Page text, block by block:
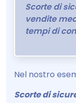
Scorte di
vendite
tempi di
Nel nostro
Scorte di